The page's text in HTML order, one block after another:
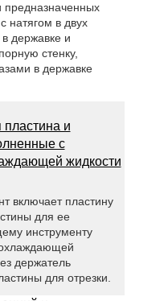
предназначенных
натягом в двух
державке и
стенку,
в державке
пластина и
с
жидкости
включает пластину
для ее
инструменту
держатель
для отрезки.